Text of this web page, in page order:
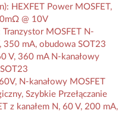
HEXFET Power MOSFET,
@ 10V
MOSFET N-
350 mA, obudowa SOT23
V, 360 mA N-kanałowy
N-kanałowy MOSFET
Szybkie Przełączanie
z kanałem N, 60 V, 200 mA,